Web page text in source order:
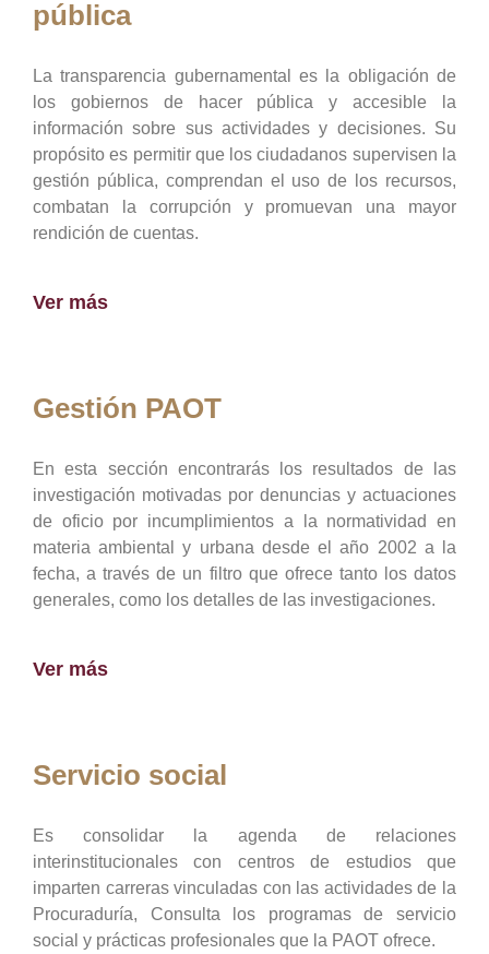
pública
La transparencia gubernamental es la obligación de
los gobiernos de hacer pública y accesible la
información sobre sus actividades y decisiones. Su
propósito es permitir que los ciudadanos supervisen la
gestión pública, comprendan el uso de los recursos,
combatan la corrupción y promuevan una mayor
rendición de cuentas.
Ver más
Gestión PAOT
En esta sección encontrarás los resultados de las
investigación motivadas por denuncias y actuaciones
de oficio por incumplimientos a la normatividad en
materia ambiental y urbana desde el año 2002 a la
fecha, a través de un filtro que ofrece tanto los datos
generales, como los detalles de las investigaciones.
Ver más
Servicio social
Es consolidar la agenda de relaciones
interinstitucionales con centros de estudios que
imparten carreras vinculadas con las actividades de la
Procuraduría, Consulta los programas de servicio
social y prácticas profesionales que la PAOT ofrece.